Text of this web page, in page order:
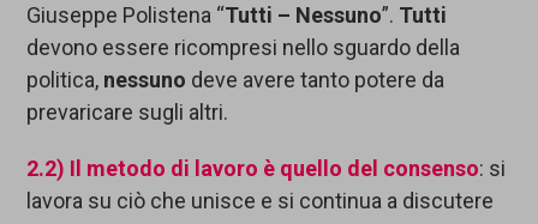
Giuseppe Polistena “Tutti – Nessuno”. Tutti
devono essere ricompresi nello sguardo della
politica, nessuno deve avere tanto potere da
prevaricare sugli altri.
2.2) Il metodo di lavoro è quello del consenso: si
lavora su ciò che unisce e si continua a discutere